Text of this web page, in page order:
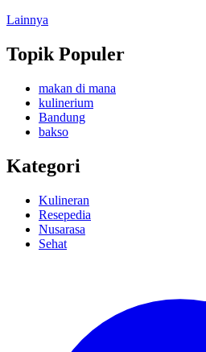
Lainnya
Topik Populer
makan di mana
kulinerium
Bandung
bakso
Kategori
Kulineran
Resepedia
Nusarasa
Sehat